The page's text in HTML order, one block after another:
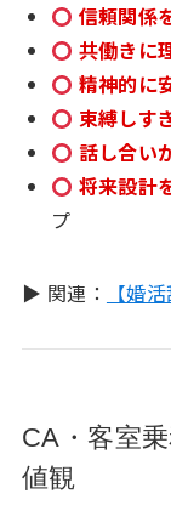
信頼関係
共働きに
精神的に
束縛しす
話し合い
将来設計
プ
▶ 関連： 【婚
CA・客室
値観